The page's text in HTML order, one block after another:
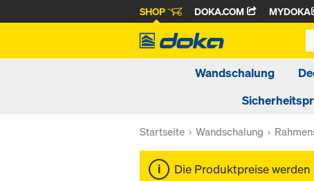
SHOP DOKA.COM MYDOKA
Wandschalung
Startseite Wandschalung
Die Produktpreise